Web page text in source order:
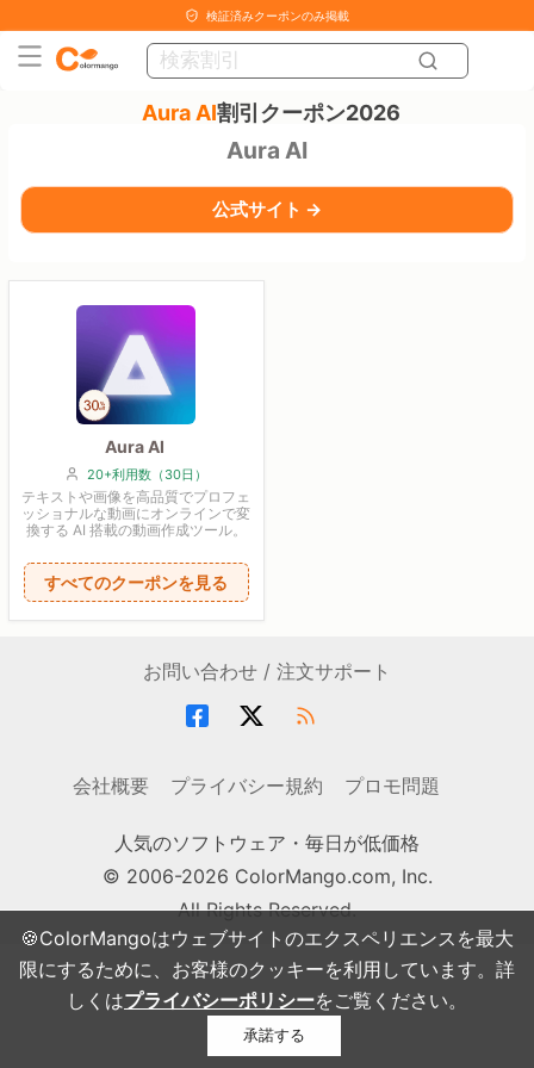
🍪ColorMangoはウェブサイトのエクスペリエンスを最大
限にするために、お客様のクッキーを利用しています。詳
しくはプライバシーポリシーをご覧ください。
承諾する
検証済みクーポンのみ掲載
Aura AI割引クーポン2026
Aura AI
公式サイト →
Aura AI
20+利用数（30日）
テキストや画像を高品質でプロフェ
ッショナルな動画にオンラインで変
換する AI 搭載の動画作成ツール。
すべてのクーポンを見る
お問い合わせ / 注文サポート
会社概要 プライバシー規約 プロモ問題
人気のソフトウェア・毎日が低価格
© 2006-2026 ColorMango.com, Inc.
All Rights Reserved.